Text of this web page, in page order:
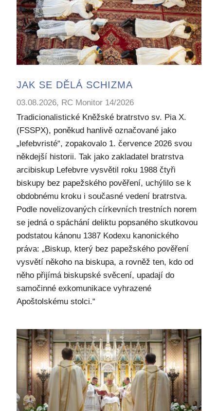
JAK SE DĚLÁ SCHIZMA
03.08.2026, RC Monitor 14/2026
Tradicionalistické Kněžské bratrstvo sv. Pia X.
(FSSPX), poněkud hanlivě označované jako
„lefebvristé“, zopakovalo 1. července 2026 svou
někdejší historii. Tak jako zakladatel bratrstva
arcibiskup Lefebvre vysvětil roku 1988 čtyři
biskupy bez papežského pověření, uchýlilo se k
obdobnému kroku i současné vedení bratrstva.
Podle novelizovaných církevních trestních norem
se jedná o spáchání deliktu popsaného skutkovou
podstatou kánonu 1387 Kodexu kanonického
práva: „Biskup, který bez papežského pověření
vysvětí někoho na biskupa, a rovněž ten, kdo od
něho přijímá biskupské svěcení, upadají do
samočinné exkomunikace vyhrazené
Apoštolskému stolci.“